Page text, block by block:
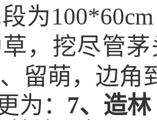
为100*60cm
，挖尽管
留萌，边角
为： 7、造林